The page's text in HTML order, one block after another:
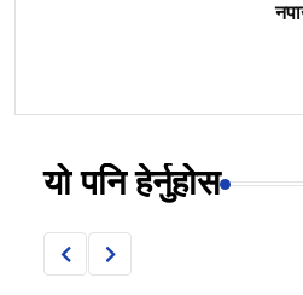
यो पनि हेर्नुहोस